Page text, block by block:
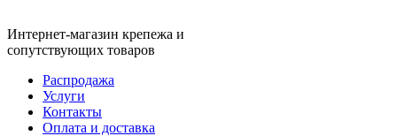
Интернет-магазин крепежа и
сопутствующих товаров
Распродажа
Услуги
Контакты
Оплата и доставка